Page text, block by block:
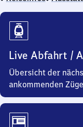
Reiseinfos
Live Abfahrt /
Übersicht der
ankommenden Züge